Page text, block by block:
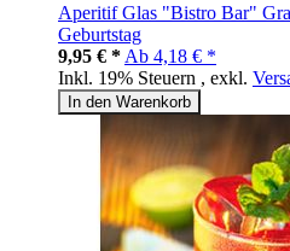
Aperitif Glas "Bistro Bar"
Geburtstag
9,95 € * Ab 4,18 € *
Inkl. 19% Steuern , exkl.
In den Warenkorb